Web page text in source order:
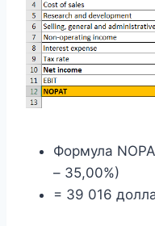
Формула
– 35,00%)
= 39 016